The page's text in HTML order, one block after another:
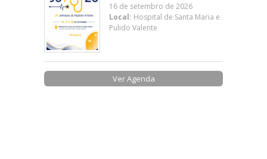
16 de setembro de 2026
Local: Hospital de Santa Maria e
Pulido Valente
Ver Agenda